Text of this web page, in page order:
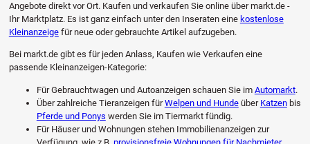
Angebote direkt vor Ort. Kaufen und verkaufen Sie online über markt.de -
Ihr Marktplatz. Es ist ganz einfach unter den Inseraten eine kostenlose
Kleinanzeigefür neue oder gebrauchte Artikel aufzugeben.
Bei markt.de gibt es für jeden Anlass, Kaufen wie Verkaufen eine
passende Kleinanzeigen-Kategorie:
Für Gebrauchtwagen und Autoanzeigen schauen Sie im Automarkt.
Über zahlreiche Tieranzeigen fürWelpen und Hundeüber Katzenbis
Pferde und Ponys werden Sie im Tiermarkt fündig.
Für Häuser und Wohnungen stehen Immobilienanzeigen zur